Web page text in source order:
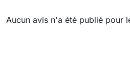
Aucun avis n'a été publié pour